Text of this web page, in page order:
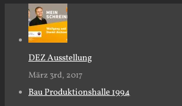
DEZ Ausstellung
März 3rd, 2017
Bau Produktionshalle 1994